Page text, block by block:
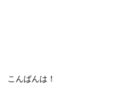
こんばんは！